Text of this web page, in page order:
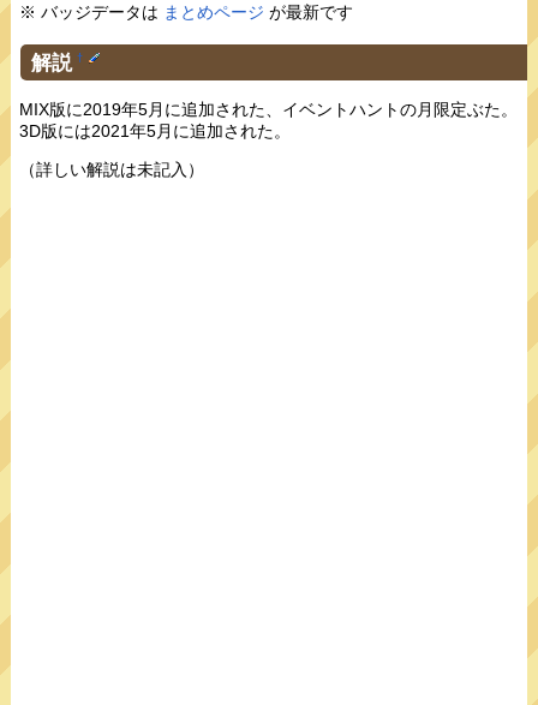
※ バッジデータは まとめページ が最新です
解説 †
MIX版に2019年5月に追加された、イベントハントの月限定ぶた。
3D版には2021年5月に追加された。
（詳しい解説は未記入）